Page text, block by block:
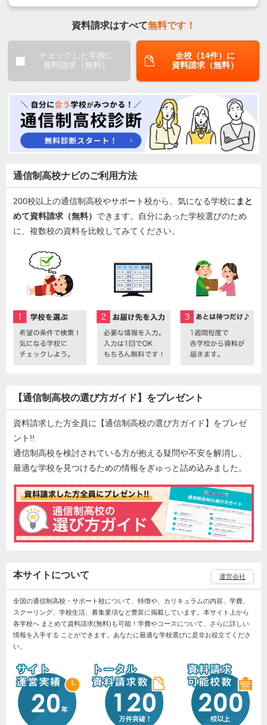
資料請求はすべて無料です！
チェックした学校に
資料請求（無料）
全校（14件）に
資料請求（無料）
通信制高校ナビのご利用方法
200校以上の通信制高校やサポート校から、気になる学校に まと
めて資料請求（無料） できます。自分にあった学校選びのため
に、複数校の資料を比較してみてください。
【通信制高校の選び方ガイド】をプレゼント
資料請求した方全員に【通信制高校の選び方ガイド】をプレゼ
ント!!
通信制高校を検討されている方が抱える疑問や不安を解消し、
最適な学校を見つけるための情報をぎゅっと詰め込みました。
本サイトについて 運営会社
全国の通信制高校・サポート校について、特徴や、カリキュラムの内容、学費、
スクーリング、学校生活、募集要項など豊富に掲載しています。本サイト上から
各学校へ まとめて資料請求(無料)も可能！学費やコースについて、さらに詳しい
情報を入手する ことができます。あなたに最適な学校選びに是非お役立てくださ
い。